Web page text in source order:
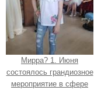
Мирра? 1. Июня
состоялось грандиозное
мероприятие в сфере